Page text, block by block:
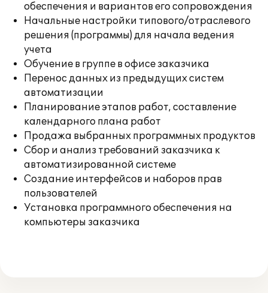
обеспечения и вариантов его сопровождения
Начальные настройки типового/отраслевого
решения (программы) для начала ведения
учета
Обучение в группе в офисе заказчика
Перенос данных из предыдущих систем
автоматизации
Планирование этапов работ, составление
календарного плана работ
Продажа выбранных программных продуктов
Сбор и анализ требований заказчика к
автоматизированной системе
Создание интерфейсов и наборов прав
пользователей
Установка программного обеспечения на
компьютеры заказчика